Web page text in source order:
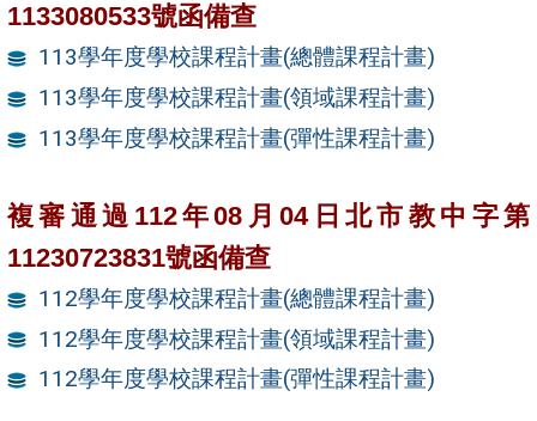
1133080533號函備查
113學年度學校課程計畫(總體課程計畫)
113學年度學校課程計畫(領域課程計畫)
113學年度學校課程計畫(彈性課程計畫)
複審通過112年08月04日北市教中字第
11230723831號函備查
112學年度學校課程計畫(總體課程計畫)
112學年度學校課程計畫(領域課程計畫)
112學年度學校課程計畫(彈性課程計畫)